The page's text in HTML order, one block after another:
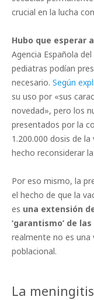
crucial en la lucha
Hubo que esperar
Agencia Española
pediatras podían
necesario. Según
su uso por «sus
novedad», pero los
presentados por la
1.200.000 dosis de
hecho reconsiderar
Por eso mismo, la
el hecho de que la
es una extensión
‘garantismo’ de
realmente no es una
poblacional.
La